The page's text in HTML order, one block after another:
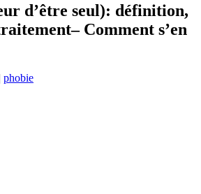
d’être seul): définition,
Comment s’en
phobie